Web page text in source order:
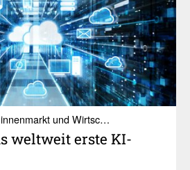
und Wirtschaft
welt­weit erste KI-